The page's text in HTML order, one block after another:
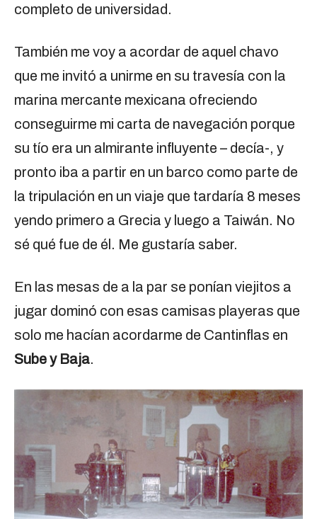
completo de universidad.
También me voy a acordar de aquel chavo
que me invitó a unirme en su travesía con la
marina mercante mexicana ofreciendo
conseguirme mi carta de navegación porque
su tío era un almirante influyente – decía-, y
pronto iba a partir en un barco como parte de
la tripulación en un viaje que tardaría 8 meses
yendo primero a Grecia y luego a Taiwán. No
sé qué fue de él. Me gustaría saber.
En las mesas de a la par se ponían viejitos a
jugar dominó con esas camisas playeras que
solo me hacían acordarme de Cantinflas en
Sube y Baja.